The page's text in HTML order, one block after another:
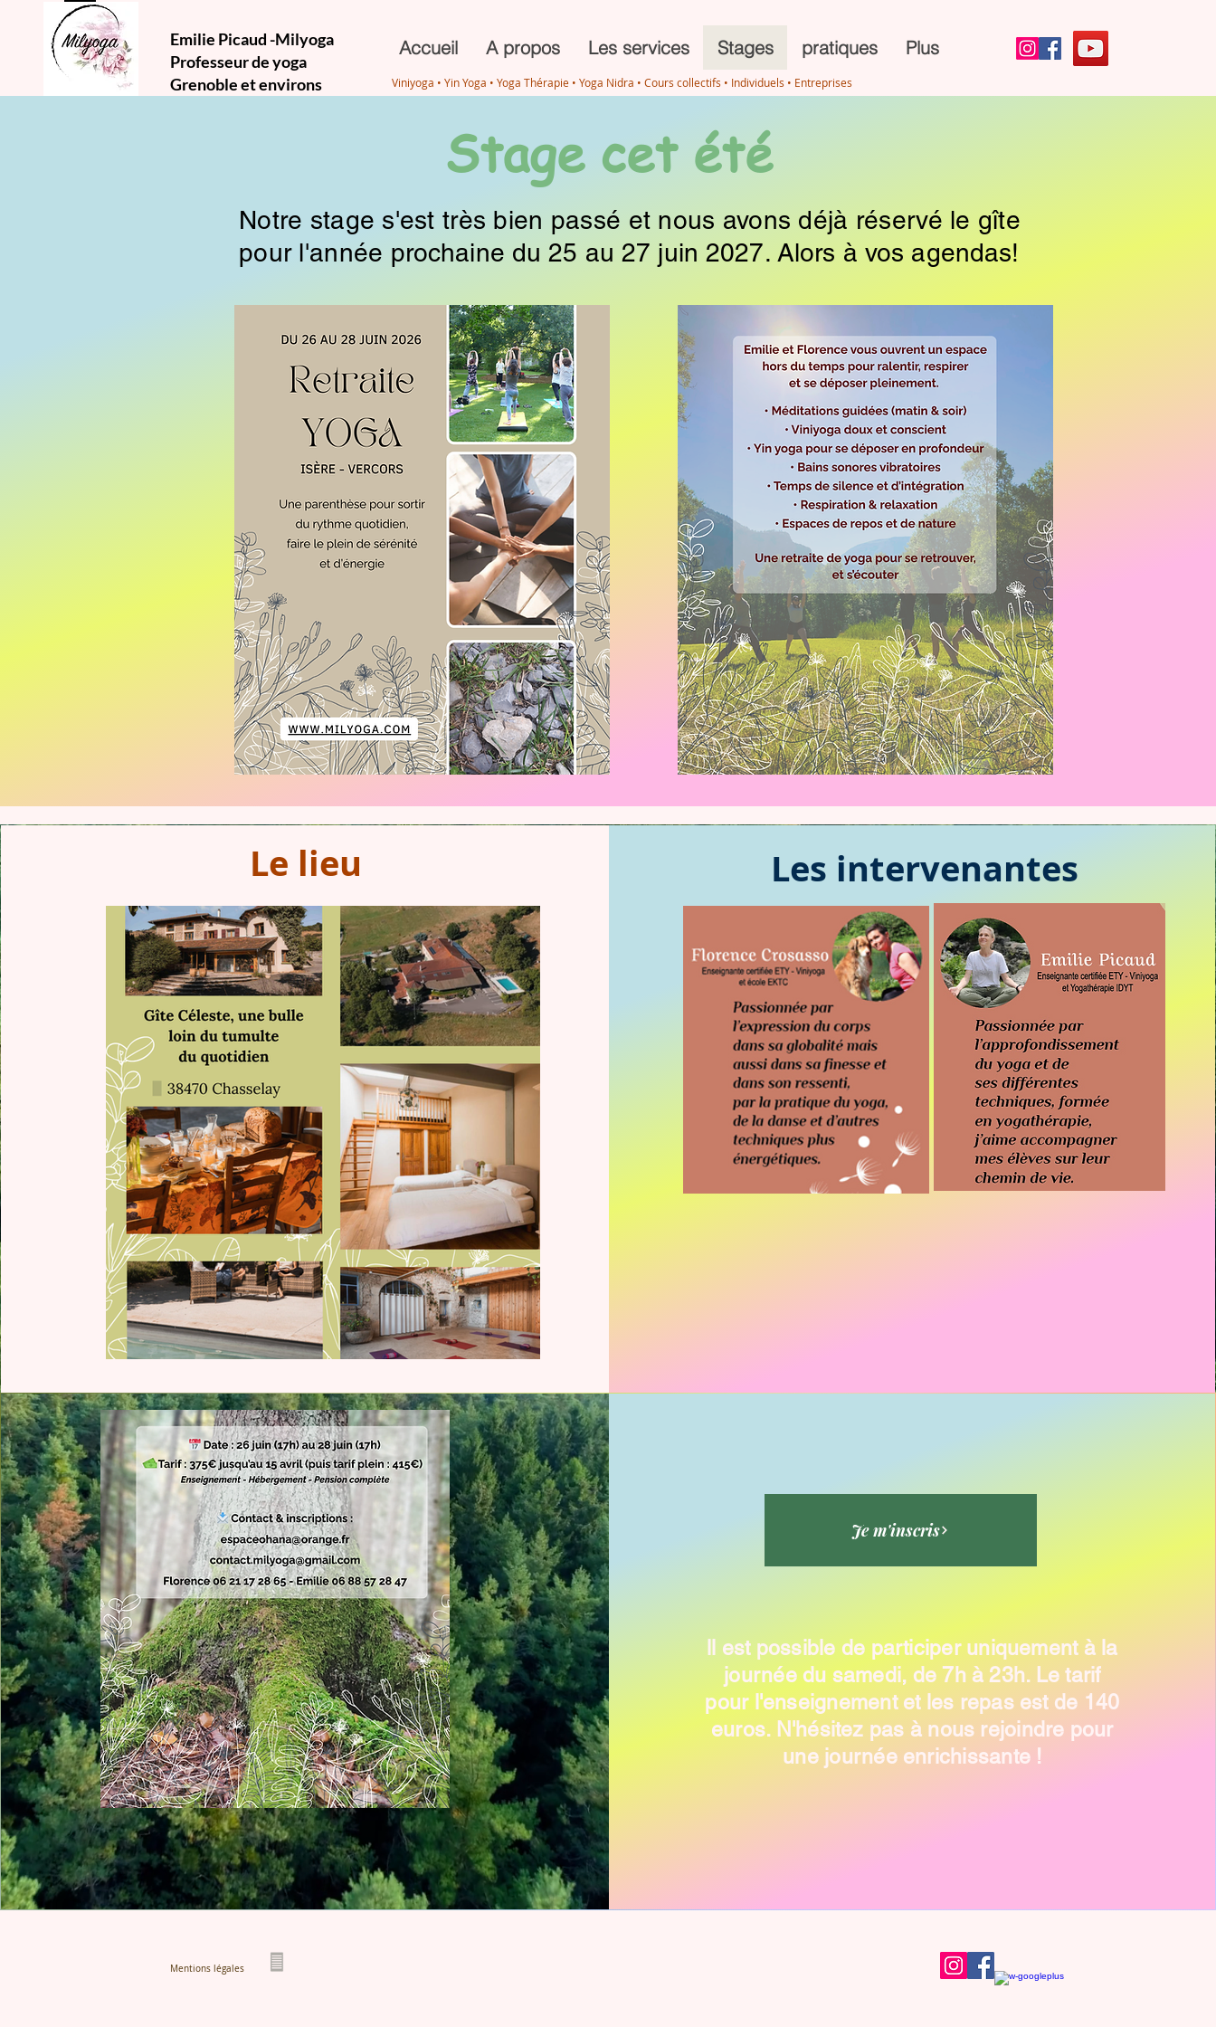
Emilie Picaud -Milyoga
Professeur de yoga
Grenoble et environs
Accueil A propos Les services Stages pratiques Plus
Viniyoga • Yin Yoga • Yoga Thérapie • Yoga Nidra • Cours collectifs • Individuels • Entreprises
Stage cet été
Notre stage s'est très bien passé et nous avons déjà réservé le gîte
pour l'année prochaine du 25 au 27 juin 2027. Alors à vos agendas!
Le lieu
Paragraphe. Cliquez sur « Modifier le texte » ou
double-cliquez sur la zone de texte pour rédiger
votre contenu. Ajoutez les informations
importantes à partager avec vos visiteurs.
Les intervenantes
Je m'inscris
ll est possible de participer uniquement à la
journée du samedi, de 7h à 23h. Le tarif
pour l'enseignement et les repas est de 140
euros. N'hésitez pas à nous rejoindre pour
une journée enrichissante !
Mentions légales